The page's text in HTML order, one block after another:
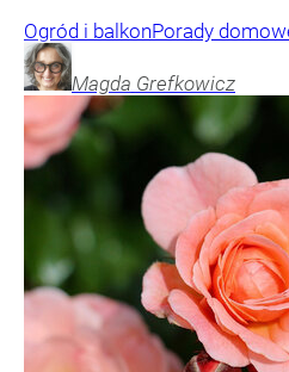
Ogród i balkonPorady
Magda Grefkowicz